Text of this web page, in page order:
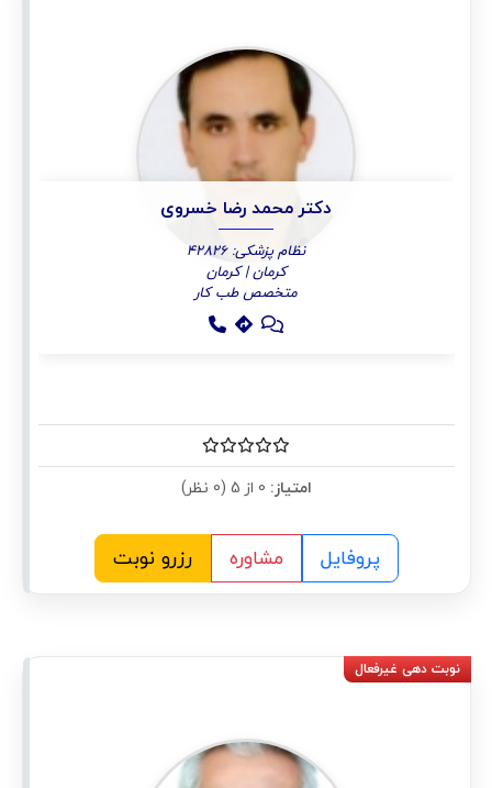
دکتر محمد رضا خسروی
نظام پزشکی: 42826
کرمان | کرمان
متخصص طب کار
امتیاز:
پروفایل مشاوره رزرو نوبت